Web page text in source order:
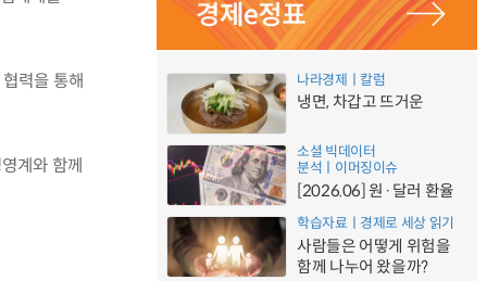
력을 통해
계와 함께
나라경제ㅣ칼럼
냉면, 차갑고 뜨거운
소셜 빅데이터
분석ㅣ이머징이슈
[2026.06] 원·달러 환율
학습자료ㅣ경제로 세상 읽기
사람들은 어떻게 위험을
함께 나누어 왔을까?